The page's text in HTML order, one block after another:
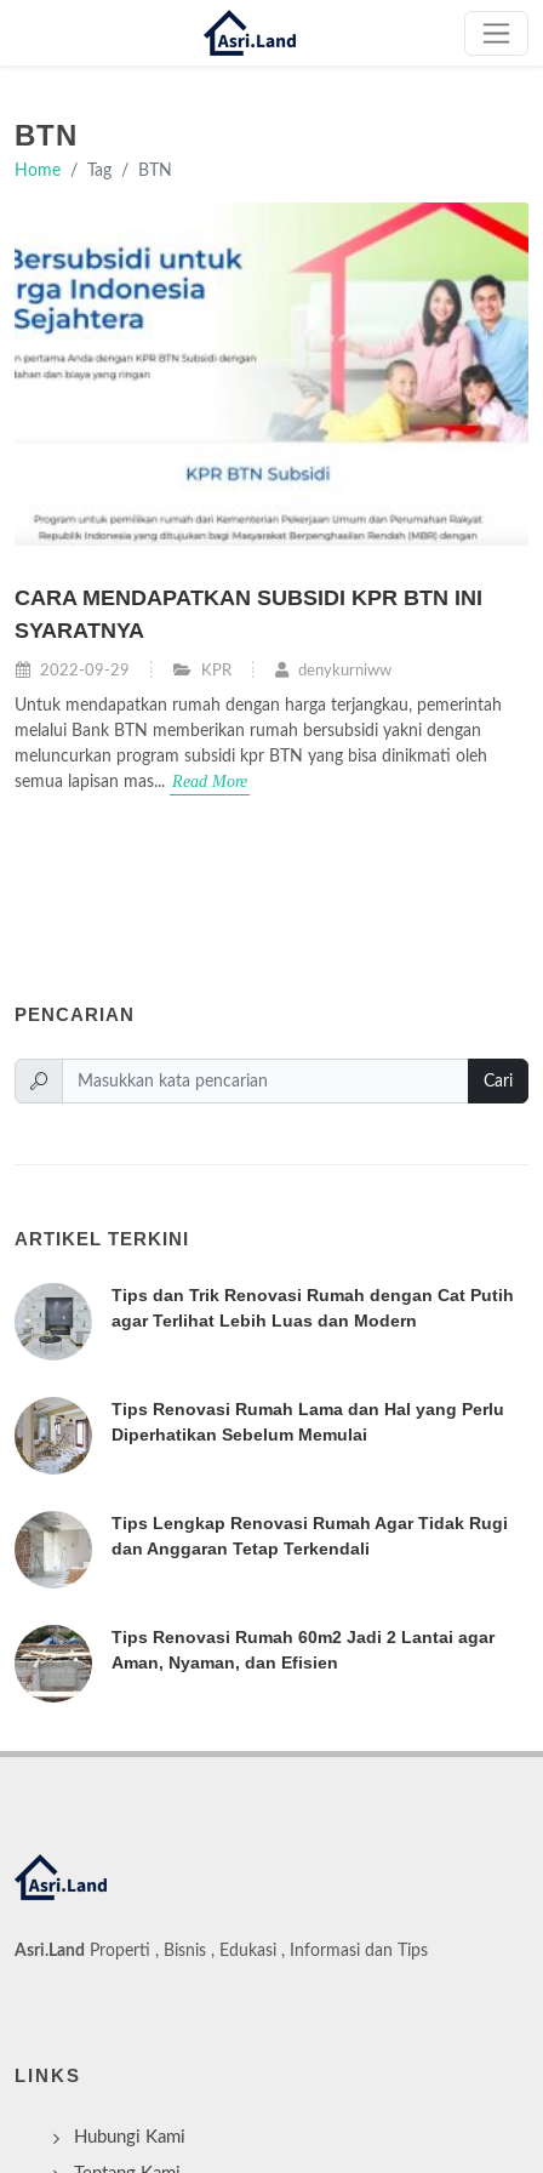
BTN
Home Tag BTN
CARA MENDAPATKAN SUBSIDI KPR BTN INI
SYARATNYA
2022-09-29 KPR denykurniww
Untuk mendapatkan rumah dengan harga terjangkau, pemerintah
melalui Bank BTN memberikan rumah bersubsidi yakni dengan
meluncurkan program subsidi kpr BTN yang bisa dinikmati oleh
semua lapisan mas... Read More
PENCARIAN
Cari
ARTIKEL TERKINI
Tips dan Trik Renovasi Rumah dengan Cat Putih
agar Terlihat Lebih Luas dan Modern
Tips Renovasi Rumah Lama dan Hal yang Perlu
Diperhatikan Sebelum Memulai
Tips Lengkap Renovasi Rumah Agar Tidak Rugi
dan Anggaran Tetap Terkendali
Tips Renovasi Rumah 60m2 Jadi 2 Lantai agar
Aman, Nyaman, dan Efisien
Asri.Land Properti , Bisnis , Edukasi , Informasi dan Tips
LINKS
Hubungi Kami